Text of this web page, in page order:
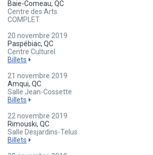
Baie-Comeau, QC
Centre des Arts
COMPLET
20 novembre 2019
Paspébiac, QC
Centre Culturel
Billets
21 novembre 2019
Amqui, QC
Salle Jean-Cossette
Billets
22 novembre 2019
Rimouski, QC
Salle Desjardins-Telus
Billets